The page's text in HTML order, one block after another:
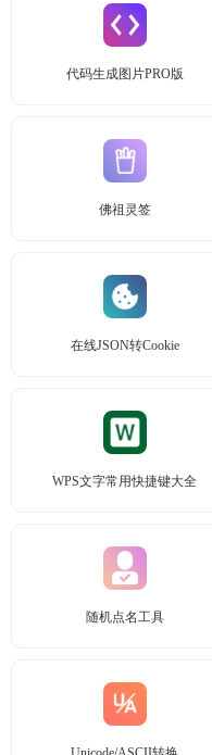
代码生成图片PRO版
佛祖灵签
在线JSON转Cookie
WPS文字常用快捷键大全
随机点名工具